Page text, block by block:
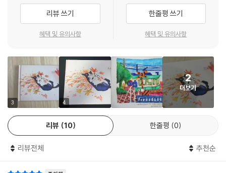
고 그 위로 떨어지는 물방울이 멋진 수채화로 변화는 과정은, 지친 마음을
위로하고 힐링하기에 충분할 것이다. 거창하게 그림을 그려낸다는 부담감
에서 벗어나 일상 속 내가 사랑하는 식물과 꽃, 고양이와 강아지, 풍경, 인
트레스가 훌훌 날아가는 것을 느낄 수 있을 것이다.
리뷰 쓰기
혜택 및 유의사항
한줄평 쓰기
혜택 및 유의사항
3 4
2
더보기
리뷰 10 한줄평 0
리뷰전체 추천순